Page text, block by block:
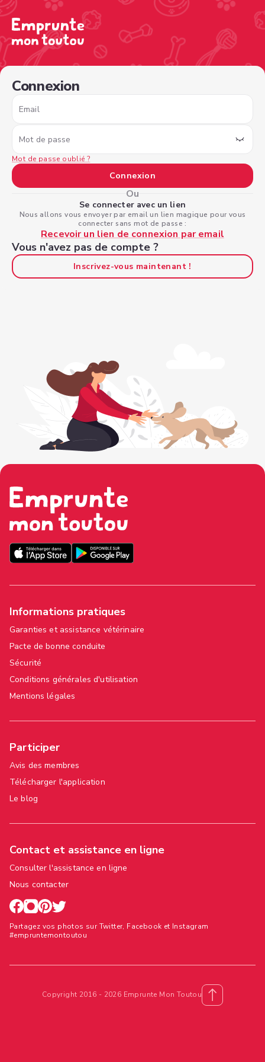
Connexion
Email
Mot de passe
Mot de passe oublié ?
Connexion
Ou
Se connecter avec un lien
Nous allons vous envoyer par email un lien magique pour vous
connecter sans mot de passe :
Recevoir un lien de connexion par email
Vous n'avez pas de compte ?
Inscrivez-vous maintenant !
Informations pratiques
Garanties et assistance vétérinaire
Pacte de bonne conduite
Sécurité
Conditions générales d'utilisation
Mentions légales
Participer
Avis des membres
Télécharger l'application
Le blog
Contact et assistance en ligne
Consulter l'assistance en ligne
Nous contacter
Partagez vos photos sur Twitter, Facebook et Instagram
#empruntemontoutou
Copyright 2016 - 2026 Emprunte Mon Toutou
/sign-in?nextPage=%2Fview-profile%2F4680b956-ce67-